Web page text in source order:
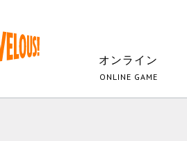
オンライン
ONLINE GAME